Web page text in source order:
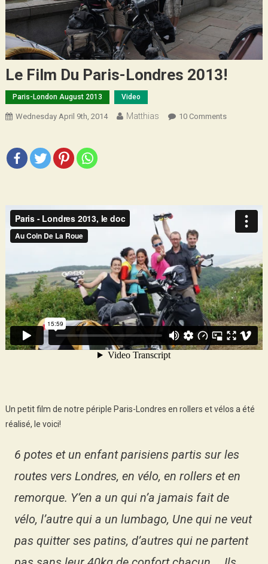
Le Film Du Paris-Londres 2013!
Paris-London August 2013 Video
Wednesday April 9th, 2014 Matthias 10 CommentsOn
Un petit film de notre périple Paris-Londres en rollers et vélos a été
réalisé, le voici!
6 potes et un enfant parisiens partis sur les
routes vers Londres, en vélo, en rollers et en
remorque. Y’en a un qui n’a jamais fait de
vélo, l’autre qui a un lumbago, Une qui ne veut
pas quitter ses patins, d’autres qui ne partent